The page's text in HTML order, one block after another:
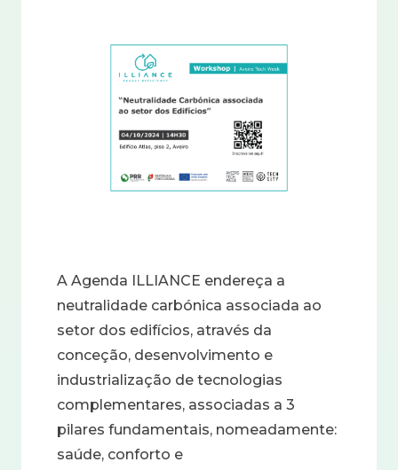
A Agenda ILLIANCE endereça a
neutralidade carbónica associada ao
setor dos edifícios, através da
conceção, desenvolvimento e
industrialização de tecnologias
complementares, associadas a 3
pilares fundamentais, nomeadamente:
saúde, conforto e